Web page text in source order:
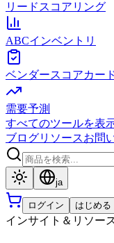
リードスコアリング
ABCインベントリ
ベンダースコアカー
需要予測
すべてのツールを表
ブログリソースお問
ja
ログイン はじめる
インサイト＆リソー